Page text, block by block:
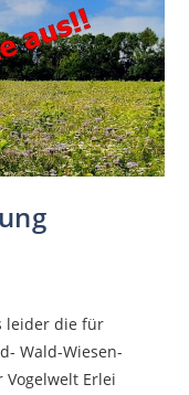
leider die für
Wald-Wiesen-
Erlei